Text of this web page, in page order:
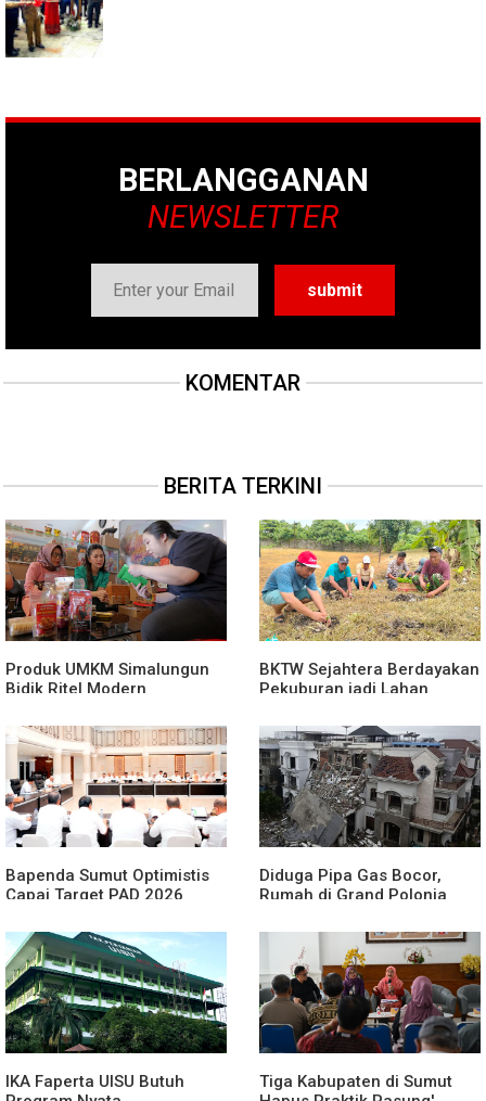
BERLANGGANAN
NEWSLETTER
KOMENTAR
BERITA TERKINI
Produk UMKM Simalungun
Bidik Ritel Modern
BKTW Sejahtera Berdayakan
Pekuburan jadi Lahan
Bapenda Sumut Optimistis
Capai Target PAD 2026
Diduga Pipa Gas Bocor,
Rumah di Grand Polonia
IKA Faperta UISU Butuh
Tiga Kabupaten di Sumut